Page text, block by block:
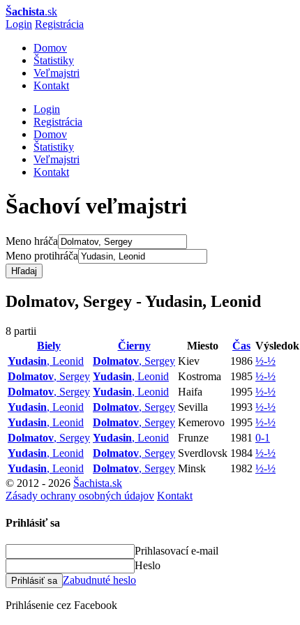
Šachista.sk
Login Registrácia
Domov
Štatistiky
Veľmajstri
Kontakt
Login
Registrácia
Domov
Štatistiky
Veľmajstri
Kontakt
Šachoví veľmajstri
Meno hráča
Meno protihráča
Hľadaj
Dolmatov, Sergey - Yudasin, Leonid
8 partii
Biely
Čierny Miesto Čas Výsledok
Yudasin, Leonid Dolmatov, Sergey Kiev 1986 ½-½
Dolmatov, Sergey Yudasin, Leonid Kostroma 1985 ½-½
Dolmatov, Sergey Yudasin, Leonid Haifa 1995 ½-½
Yudasin, Leonid Dolmatov, Sergey Sevilla 1993 ½-½
Yudasin, Leonid Dolmatov, Sergey Kemerovo 1995 ½-½
Dolmatov, Sergey Yudasin, Leonid Frunze 1981 0-1
Yudasin, Leonid Dolmatov, Sergey Sverdlovsk 1984 ½-½
Yudasin, Leonid Dolmatov, Sergey Minsk 1982 ½-½
© 2012 - 2026 Šachista.sk
Zásady ochrany osobných údajov Kontakt
Prihlásiť sa
Prihlasovací e-mail
Heslo
Prihlásiť sa Zabudnuté heslo
Prihlásenie cez Facebook